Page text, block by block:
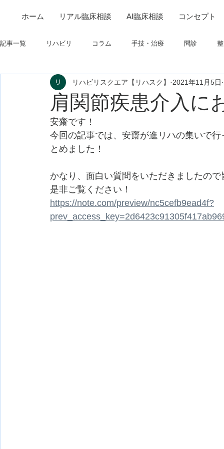
ホーム リアル臨床相談 AI臨床相談 コンセプト
記事一覧 リハビリ コラム 手技・治療 問診
制度関連 学会・研究関連 高次脳機能障害
フィジカルアセスメント
肩関節疾患介入に
リハビリスクエア【リハスク】 2021年11月5日
安齋です！
今回の記事では、安齋が進リハの集いで
とめました！
かなり、面白い質問をいただきましたの
是非ご覧ください！
https://note.com/preview/nc5cefb9ead4f?